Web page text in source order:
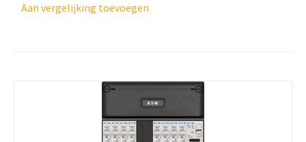
Aan vergelijking toevoegen